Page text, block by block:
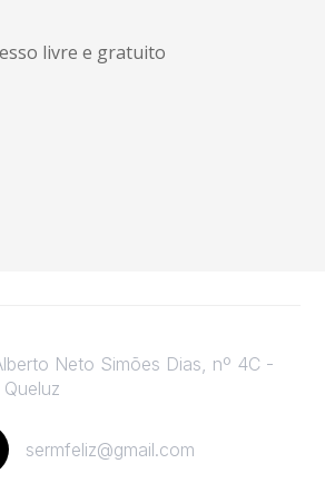
livre e gratuito
Neto Simões Dias, nº 4C -
sermfeliz@gmail.com